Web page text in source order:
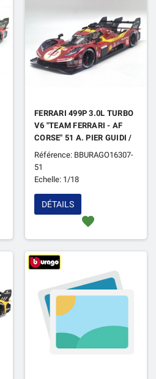
FERRARI 499P 3.0L TURBO
V6 "TEAM FERRARI - AF
CORSE" 51 A. PIER GUIDI /
JAMES CALADO /
ANTONIO GIOVINAZZI
24H DU MANS 2025 3EME
Référence: BBURAGO16307-
51
Echelle: 1/18
favorite
DÉTAILS